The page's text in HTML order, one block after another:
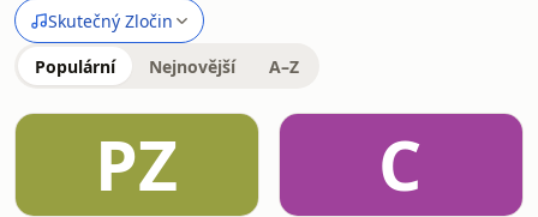
Skutečný Zločin
Populární Nejnovější A–Z
PZ C